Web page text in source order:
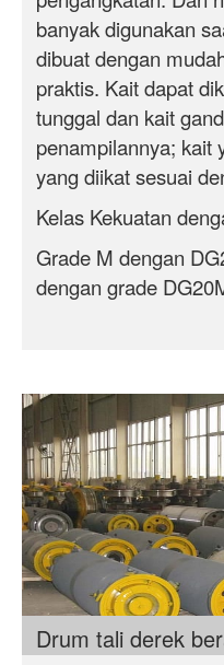
banyak digunakan
dibuat dengan
praktis. Kait dapat
tunggal dan kait
penampilannya; kait
yang diikat sesuai
Kelas Kekuatan
Grade M dengan
dengan grade
Drum tali derek